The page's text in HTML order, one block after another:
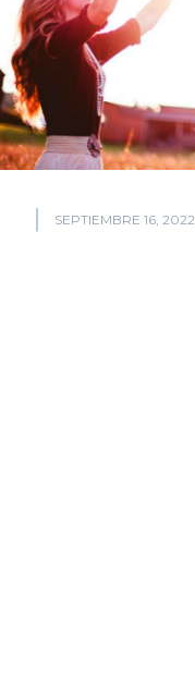
SEPTIEMBRE 16, 2022